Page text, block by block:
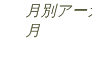
月別アー
月